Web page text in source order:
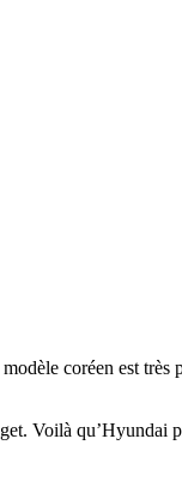
modèle coréen est très
Voilà qu’Hyundai